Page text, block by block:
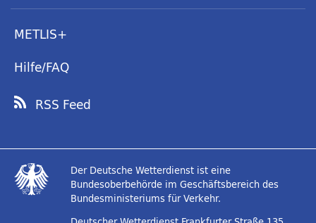
METLIS+
Hilfe/FAQ
RSS Feed
Der Deutsche Wetterdienst ist eine
Bundesoberbehörde im Geschäftsbereich des
Bundesministeriums für Verkehr.